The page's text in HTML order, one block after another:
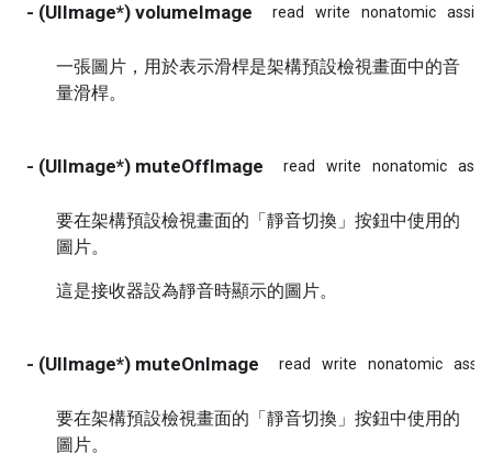
- (UIImage*) volumeImage read write nonatomic assign
一張圖片，用於表示滑桿是架構預設檢視畫面中的音
量滑桿。
- (UIImage*) muteOffImage read write nonatomic
要在架構預設檢視畫面的「靜音切換」按鈕中使用的
圖片。
這是接收器設為靜音時顯示的圖片。
- (UIImage*) muteOnImage read write nonatomic
要在架構預設檢視畫面的「靜音切換」按鈕中使用的
圖片。